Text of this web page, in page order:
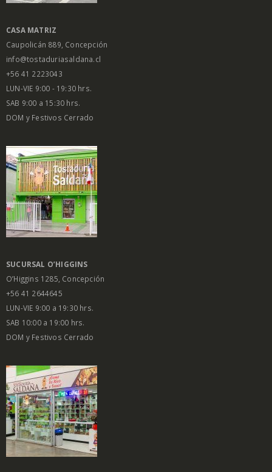
CASA MATRIZ
Caupolicán 889, Concepción
info@tostaduriasaldana.cl
+56 41 2223043
LUN-VIE 9:00 - 19:30 hrs.
SAB 9:00 a 15:30 hrs.
DOM y Festivos Cerrado
SUCURSAL O’HIGGINS
O’Higgins 1285, Concepción
+56 41 2644645
LUN-VIE 9:00 a 19:30 hrs.
SAB 10:00 a 19:00 hrs.
DOM y Festivos Cerrado